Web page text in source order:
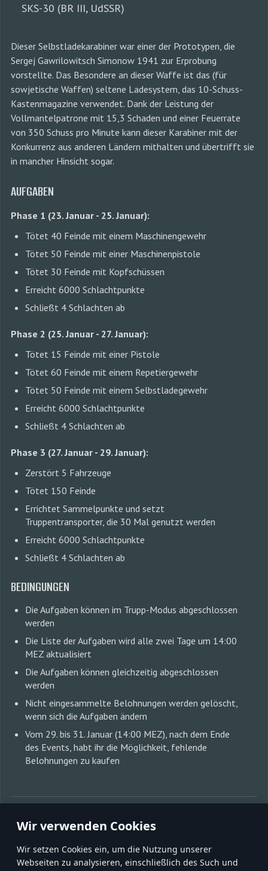
Wir verwenden Cookies
Wir setzen Cookies ein, um die Nutzung unserer
Webseiten zu analysieren, einschließlich des Such und
SKS-30 (BR III, UdSSR)
Dieser Selbstladekarabiner war einer der Prototypen, die
Sergej Gawrilowitsch Simonow 1941 zur Erprobung
vorstellte. Das Besondere an dieser Waffe ist das (für
sowjetische Waffen) seltene Ladesystem, das 10-Schuss-
Kastenmagazine verwendet. Dank der Leistung der
Vollmantelpatrone mit 15,3 Schaden und einer Feuerrate
von 350 Schuss pro Minute kann dieser Karabiner mit der
Konkurrenz aus anderen Ländern mithalten und übertrifft sie
in mancher Hinsicht sogar.
AUFGABEN
Phase 1 (23. Januar - 25. Januar):
Tötet 40 Feinde mit einem Maschinengewehr
Tötet 50 Feinde mit einer Maschinenpistole
Tötet 30 Feinde mit Kopfschüssen
Erreicht 6000 Schlachtpunkte
Schließt 4 Schlachten ab
Phase 2 (25. Januar - 27. Januar):
Tötet 15 Feinde mit einer Pistole
Tötet 60 Feinde mit einem Repetiergewehr
Tötet 50 Feinde mit einem Selbstladegewehr
Erreicht 6000 Schlachtpunkte
Schließt 4 Schlachten ab
Phase 3 (27. Januar - 29. Januar):
Zerstört 5 Fahrzeuge
Tötet 150 Feinde
Errichtet Sammelpunkte und setzt
Truppentransporter, die 30 Mal genutzt werden
Erreicht 6000 Schlachtpunkte
Schließt 4 Schlachten ab
BEDINGUNGEN
Die Aufgaben können im Trupp-Modus abgeschlossen
werden
Die Liste der Aufgaben wird alle zwei Tage um 14:00
MEZ aktualisiert
Die Aufgaben können gleichzeitig abgeschlossen
werden
Nicht eingesammelte Belohnungen werden gelöscht,
wenn sich die Aufgaben ändern
Vom 29. bis 31. Januar (14:00 MEZ), nach dem Ende
des Events, habt ihr die Möglichkeit, fehlende
Belohnungen zu kaufen